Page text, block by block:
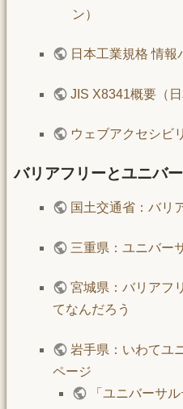
ン）
日本工業規格 情
JIS X8341概要（日
ウェブアクセシビ
バリアフリーとユニバ
国土交通省：バリ
三重県：ユニバー
宮城県：バリアフ
てなんだろう
岩手県：いわてユ
ページ
「ユニバーサ